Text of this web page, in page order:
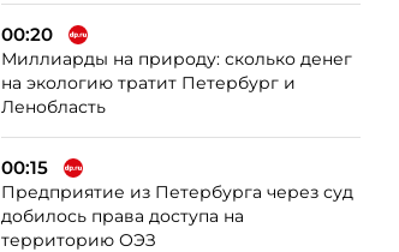
00:20
Миллиарды на природу: сколько денег
на экологию тратит Петербург и
Ленобласть
00:15
Предприятие из Петербурга через суд
добилось права доступа на
территорию ОЭЗ